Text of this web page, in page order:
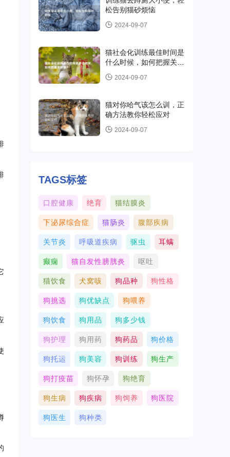
松告别猫砂烦恼
2024-09-07
猫社会化训练最佳时间是
什么时候，如何把握关键
期？
2024-09-07
猫对你哈气该怎么训，正
确方法教你轻松应对
2024-09-07
TAGS标签
口腔健康 绝育 猫结膜炎
下泌尿综合症 猫肠炎 腹部疾病
关节炎 呼吸道疾病 驱虫 耳螨
癫痫 猫自发性膀胱炎 呕吐
猫饮食 犬窝咳 狗品种 狗性格
狗挑选 狗优缺点 狗喂养
狗饮食 狗用品 狗多少钱
狗护理 狗用药 狗药品 狗价格
狗托运 狗美容 狗训练 狗生产
狗打疫苗 狗怀孕 狗绝育
狗生病 狗疾病 狗饲养 狗医院
狗医生 狗种类